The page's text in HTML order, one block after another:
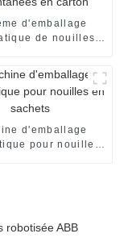
d'emballage
de nouilles
d'emballage
pour nouilles